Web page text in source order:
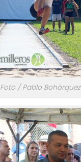
Foto / Pablo Bohórquez